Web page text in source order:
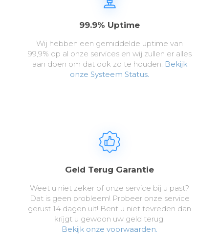
99.9% Uptime
Wij hebben een gemiddelde uptime van
99,9% op al onze services en wij zullen er alles
aan doen om dat ook zo te houden. Bekijk
onze Systeem Status.
Geld Terug Garantie
Weet u niet zeker of onze service bij u past?
Dat is geen probleem! Probeer onze service
gerust 14 dagen uit! Bent u niet tevreden dan
krijgt u gewoon uw geld terug.
Bekijk onze voorwaarden.